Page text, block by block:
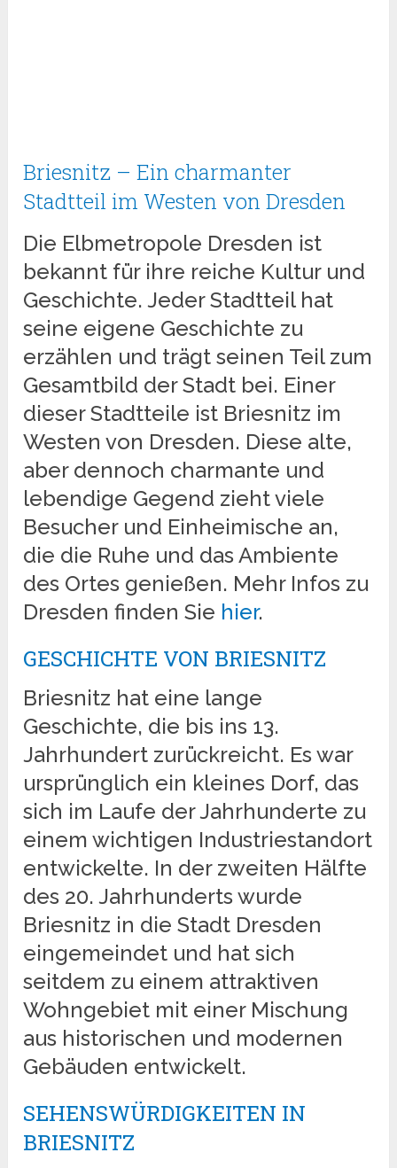
Briesnitz – Ein charmanter
Stadtteil im Westen von Dresden
Die Elbmetropole Dresden ist
bekannt für ihre reiche Kultur und
Geschichte. Jeder Stadtteil hat
seine eigene Geschichte zu
erzählen und trägt seinen Teil zum
Gesamtbild der Stadt bei. Einer
dieser Stadtteile ist Briesnitz im
Westen von Dresden. Diese alte,
aber dennoch charmante und
lebendige Gegend zieht viele
Besucher und Einheimische an,
die die Ruhe und das Ambiente
des Ortes genießen. Mehr Infos zu
Dresden finden Sie hier.
GESCHICHTE VON BRIESNITZ
Briesnitz hat eine lange
Geschichte, die bis ins 13.
Jahrhundert zurückreicht. Es war
ursprünglich ein kleines Dorf, das
sich im Laufe der Jahrhunderte zu
einem wichtigen Industriestandort
entwickelte. In der zweiten Hälfte
des 20. Jahrhunderts wurde
Briesnitz in die Stadt Dresden
eingemeindet und hat sich
seitdem zu einem attraktiven
Wohngebiet mit einer Mischung
aus historischen und modernen
Gebäuden entwickelt.
SEHENSWÜRDIGKEITEN IN
BRIESNITZ